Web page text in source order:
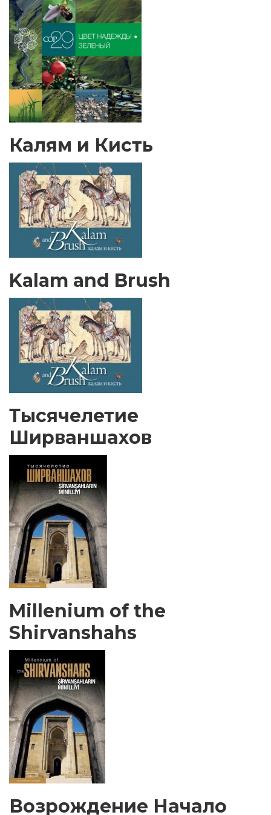
Калям и Кисть
Kalam and Brush
Тысячелетие
Ширваншахов
Millenium of the
Shirvanshahs
Возрождение Начало